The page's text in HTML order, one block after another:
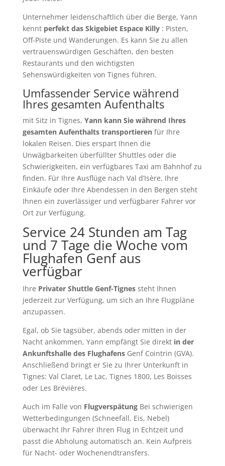
Unternehmer leidenschaftlich über die Berge, Yann
kennt perfekt das Skigebiet Espace Killy: Pisten,
Off-Piste und Wanderungen. Es kann Sie zu allen
vertrauenswürdigen Geschäften, den besten
Restaurants und den wichtigsten
Sehenswürdigkeiten von Tignes führen.
Umfassender Service während
Ihres gesamten Aufenthalts
mit Sitz in Tignes, Yann kann Sie während Ihres
gesamten Aufenthalts transportierenfür Ihre
lokalen Reisen. Dies erspart Ihnen die
Unwägbarkeiten überfüllter Shuttles oder die
Schwierigkeiten, ein verfügbares Taxi am Bahnhof zu
finden. Für Ihre Ausflüge nach Val d’Isère, Ihre
Einkäufe oder Ihre Abendessen in den Bergen steht
Ihnen ein zuverlässiger und verfügbarer Fahrer vor
Ort zur Verfügung.
Service 24 Stunden am Tag
und 7 Tage die Woche vom
Flughafen Genf aus
verfügbar
Ihre Privater Shuttle Genf-Tignessteht Ihnen
jederzeit zur Verfügung, um sich an Ihre Flugpläne
anzupassen.
Egal, ob Sie tagsüber, abends oder mitten in der
Nacht ankommen, Yann empfängt Sie direkt in der
Ankunftshalle des FlughafensGenf Cointrin (GVA).
Anschließend bringt er Sie zu Ihrer Unterkunft in
Tignes: Val Claret, Le Lac, Tignes 1800, Les Boisses
oder Les Brévières.
Auch im Falle von FlugverspätungBei schwierigen
Wetterbedingungen (Schneefall, Eis, Nebel)
überwacht Ihr Fahrer Ihren Flug in Echtzeit und
passt die Abholung automatisch an. Kein Aufpreis
für Nacht- oder Wochenendtransfers.